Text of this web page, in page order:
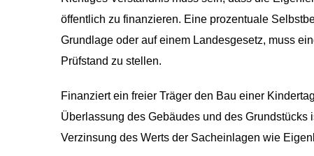
öffentlich zu finanzieren. Eine prozentuale
Grundlage oder auf einem Landesgesetz, muss
Prüfstand zu stellen.
Finanziert ein freier Träger den Bau einer
Überlassung des Gebäudes und des Grundstücks
Verzinsung des Werts der Sacheinlagen wie